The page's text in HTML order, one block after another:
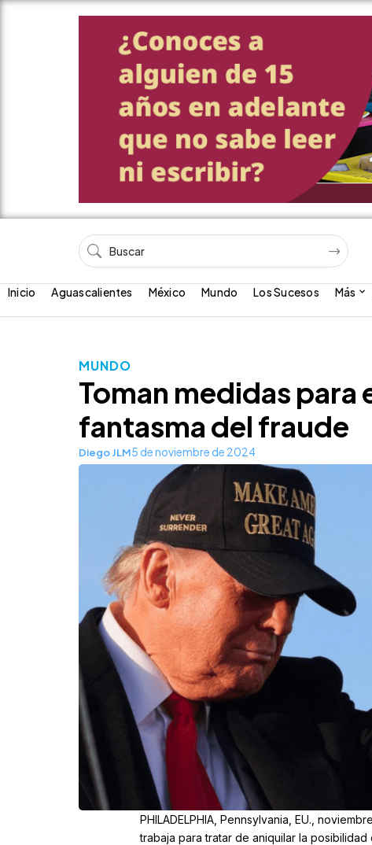
Inicio Aguascalientes México Mundo Los Sucesos Más
MUNDO
Toman medidas para
fantasma del fraude
Diego JLM5 de noviembre de 2024
PHILADELPHIA, Pennsylvania, EU.,
trabaja para tratar de aniquilar la